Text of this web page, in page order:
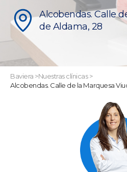
Alcobendas. Calle
de Aldama, 28
Baviera >Nuestras clínicas>
Alcobendas. Calle de la Marquesa